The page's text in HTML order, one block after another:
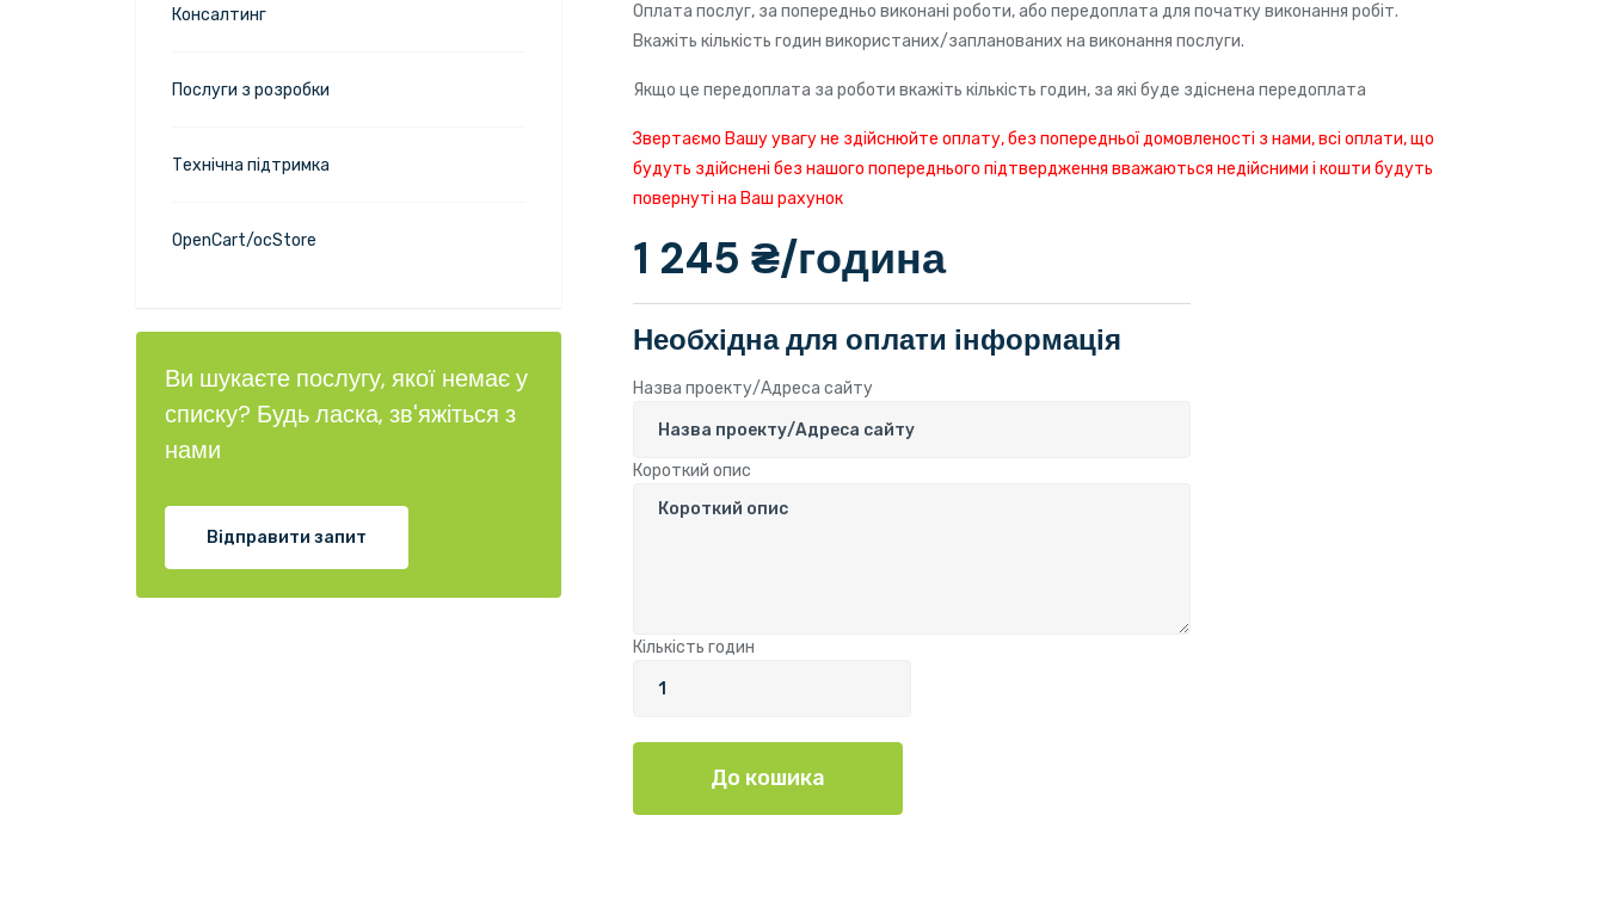
Консалтинг
Послуги з розробки
Технічна підтримка
OpenCart/ocStore
Ви шукаєте послугу, якої немає у
списку? Будь ласка, зв'яжіться з
нами
Відправити запит
Оплата послуг, за попередньо виконані роботи, або передоплата для початку виконання робіт.
Вкажіть кількість годин використаних/запланованих на виконання послуги.
Якщо це передоплата за роботи вкажіть кількість годин, за які буде здіснена передоплата
Звертаємо Вашу увагу не здійснюйте оплату, без попередньої домовленості з нами, всі оплати, що
будуть здійснені без нашого попереднього підтвердження вважаються недійсними і кошти будуть
повернуті на Ваш рахунок
1 245 ₴/година
Необхідна для оплати інформація
Назва проекту/Адреса сайту
Короткий опис
Кількість годин
До кошика